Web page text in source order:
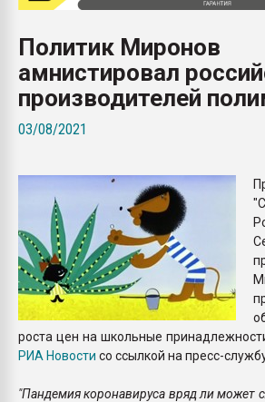
Политик Миронов
амнистировал
производителей
03/08/2021
роста цен на школьные
РИА Новости со ссылкой на пресс-
"Пандемия коронавируса вряд ли может